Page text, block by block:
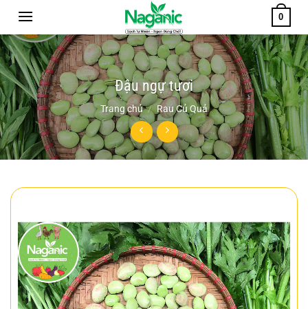
nội
dung
0
Đậu ngự tươi
Trang chủ / Rau Củ Quả